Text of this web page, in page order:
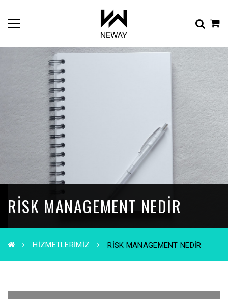
RISK MANAGEMENT NEDIR
HIZMETLERIMIZ RISK MANAGEMENT NEDIR